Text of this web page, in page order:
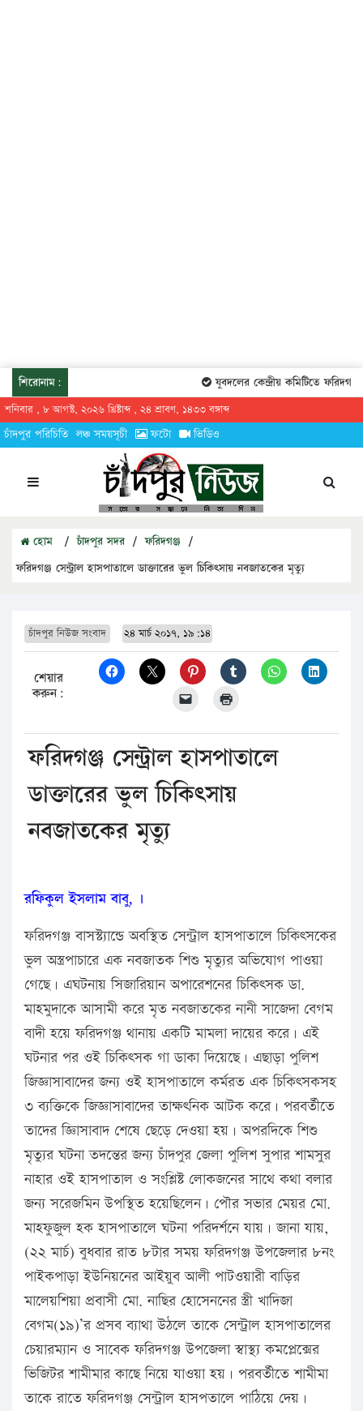
শিরোনাম: যুবদলের কেন্দ্রীয় কমিটিতে ফরিদগঞ্জের
শনিবার , ৮ আগস্ট, ২০২৬ খ্রিষ্টাব্দ , ২৪ শ্রাবণ, ১৪৩৩ বঙ্গাব্দ
চাঁদপুর পরিচিতি লঞ্চ সময়সূচী ফটো ভিডিও
হোম / চাঁদপুর সদর / ফরিদগঞ্জ /
ফরিদগঞ্জ সেন্ট্রাল হাসপাতালে ডাক্তারের ভুল চিকিৎসায় নবজাতকের মৃত্যু
চাঁদপুর নিউজ সংবাদ ২৪ মার্চ ২০১৭, ১৯:১৪
শেয়ার
করুন:
ফরিদগঞ্জ সেন্ট্রাল হাসপাতালে
ডাক্তারের ভুল চিকিৎসায়
নবজাতকের মৃত্যু
রফিকুল ইসলাম বাবু, ।
ফরিদগঞ্জ বাসস্ট্যান্ডে অবস্থিত সেন্ট্রাল হাসপাতালে চিকিৎসকের
ভুল অস্ত্রপাচারে এক নবজাতক শিশু মৃত্যুর অভিযোগ পাওয়া
গেছে। এঘটনায় সিজারিয়ান অপারেশনের চিকিৎসক ডা.
মাহমুদাকে আসামী করে মৃত নবজাতকের নানী সাজেদা বেগম
বাদী হয়ে ফরিদগঞ্জ থানায় একটি মামলা দায়ের করে। এই
ঘটনার পর ওই চিকিৎসক গা ডাকা দিয়েছে। এছাড়া পুলিশ
জিজ্ঞাসাবাদের জন্য ওই হাসপাতালে কর্মরত এক চিকিৎসকসহ
৩ ব্যক্তিকে জিজ্ঞাসাবাদের তাক্ষৎনিক আটক করে। পরবর্তীতে
তাদের জ্ঞিাসাবাদ শেষে ছেড়ে দেওয়া হয়। অপরদিকে শিশু
মৃত্যুর ঘটনা তদন্তের জন্য চাঁদপুর জেলা পুলিশ সুপার শামসুর
নাহার ওই হাসপাতাল ও সংশ্লিষ্ট লোকজনের সাথে কথা বলার
জন্য সরেজমিন উপস্থিত হয়েছিলেন। পৌর সভার মেয়র মো.
মাহফুজুল হক হাসপাতালে ঘটনা পরিদর্শনে যায়। জানা যায়,
(২২ মার্চ) বুধবার রাত ৮টার সময় ফরিদগঞ্জ উপজেলার ৮নং
পাইকপাড়া ইউনিয়নের আইয়ুব আলী পাটওয়ারী বাড়ির
মালেয়শিয়া প্রবাসী মো. নাছির হোসেননের স্ত্রী খাদিজা
বেগম(১৯)’র প্রসব ব্যাথা উঠলে তাকে সেন্ট্রাল হাসপাতালের
চেয়ারম্যান ও সাবেক ফরিদগঞ্জ উপজেলা স্বাস্থ্য কমপ্লেক্সের
ভিজিটর শামীমার কাছে নিয়ে যাওয়া হয়। পরবর্তীতে শামীমা
তাকে রাতে ফরিদগঞ্জ সেন্ট্রাল হাসপতালে পাঠিয়ে দেয়।